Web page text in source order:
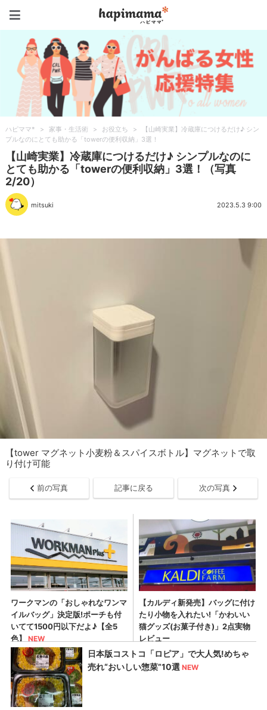
ハピママ* > 家事・生活術 > お役立ち >
【山崎実業】冷蔵庫につけるだけ♪ シン
プルなのにとても助かる「towerの便利収納」3選！
【山崎実業】冷蔵庫につけるだけ♪ シンプルなのに
とても助かる「towerの便利収納」3選！（写真
2/20）
mitsuki 2023.5.3 9:00
【tower マグネット小麦粉＆スパイスボトル】マグネットで取
り付け可能
前の写真 記事に戻る 次の写真